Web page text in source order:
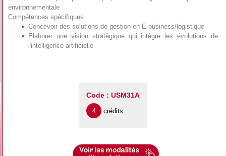
environnementale
Compétences spécifiques
Concevoir des solutions de gestion en E-business/logistique
Elaborer une vision stratégique qui intègre les évolutions de
l'intelligence artificielle
Code : USM31A
4 crédits